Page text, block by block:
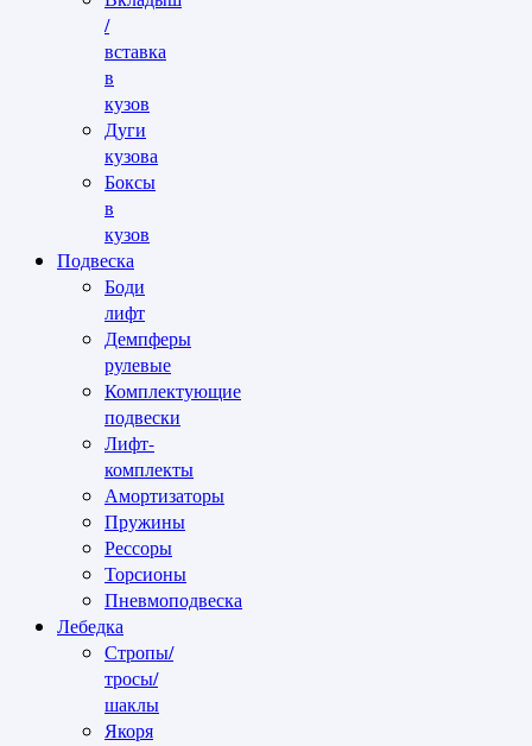
/
вставка
в
кузов
Дуги
кузова
Боксы
в
кузов
Подвеска
Боди
лифт
Демпферы
рулевые
Комплектующие
подвески
Лифт-
комплекты
Амортизаторы
Пружины
Рессоры
Торсионы
Пневмоподвеска
Лебедка
Стропы/
тросы/
шаклы
Якоря